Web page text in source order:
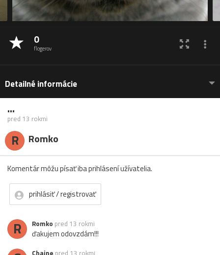
0
flogerov
Detailné informácie
...
pred 13 rokmi
R Romko
Komentár môžu písať iba prihlásení užívatelia.
prihlásiť / registrovať
R Romko pred 13 rokmi
ďakujem odovzdám!!!